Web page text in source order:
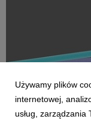
Używamy plików
internetowej,
usług, zarządzania